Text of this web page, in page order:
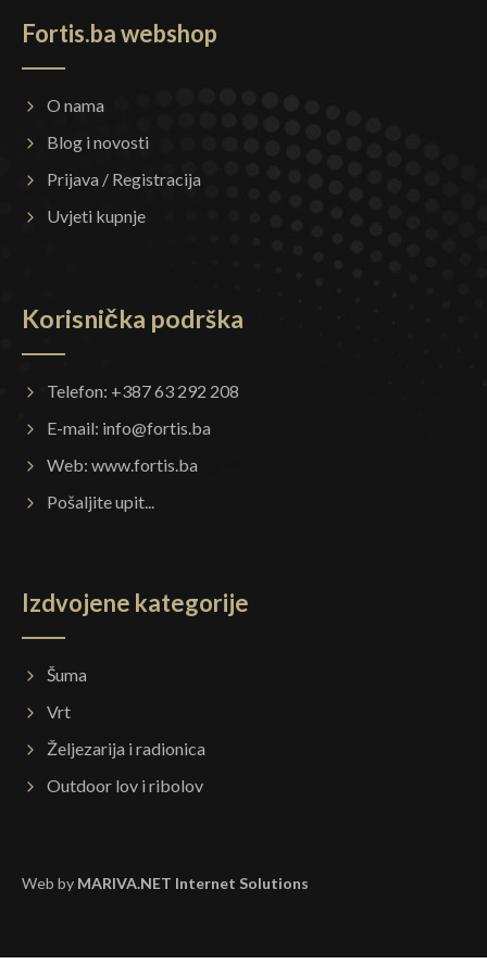
Fortis.ba webshop
O nama
Blog i novosti
Prijava / Registracija
Uvjeti kupnje
Korisnička podrška
Telefon: +387 63 292 208
E-mail: info@fortis.ba
Web: www.fortis.ba
Pošaljite upit...
Izdvojene kategorije
Šuma
Vrt
Željezarija i radionica
Outdoor lov i ribolov
Web by MARIVA.NET Internet Solutions